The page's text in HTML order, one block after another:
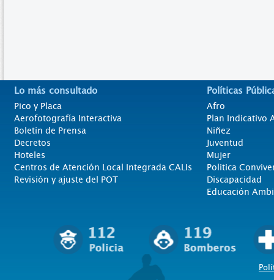
Lo más consultado
Pico y Placa
Aerofotografía Interactiva
Boletín de Prensa
Decretos
Hoteles
Centros de Atención Local Integrada CALIs
Revisión y ajuste del POT
Políticas
Afro
Plan Indicativo
Niñez
Juventud
Mujer
Politica
Discapacidad
Educación